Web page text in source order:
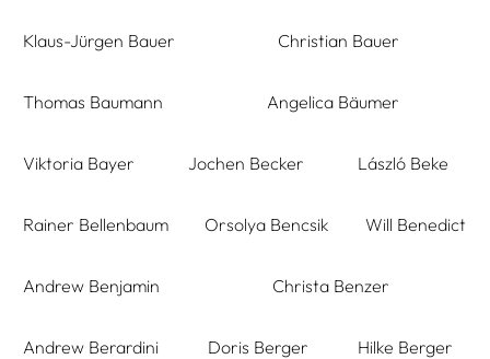
Klaus-Jürgen Bauer Christian Bauer
Thomas Baumann Angelica Bäumer
Viktoria Bayer Jochen Becker László Beke
Rainer Bellenbaum Orsolya Bencsik Will Benedict
Andrew Benjamin Christa Benzer
Andrew Berardini Doris Berger Hilke Berger